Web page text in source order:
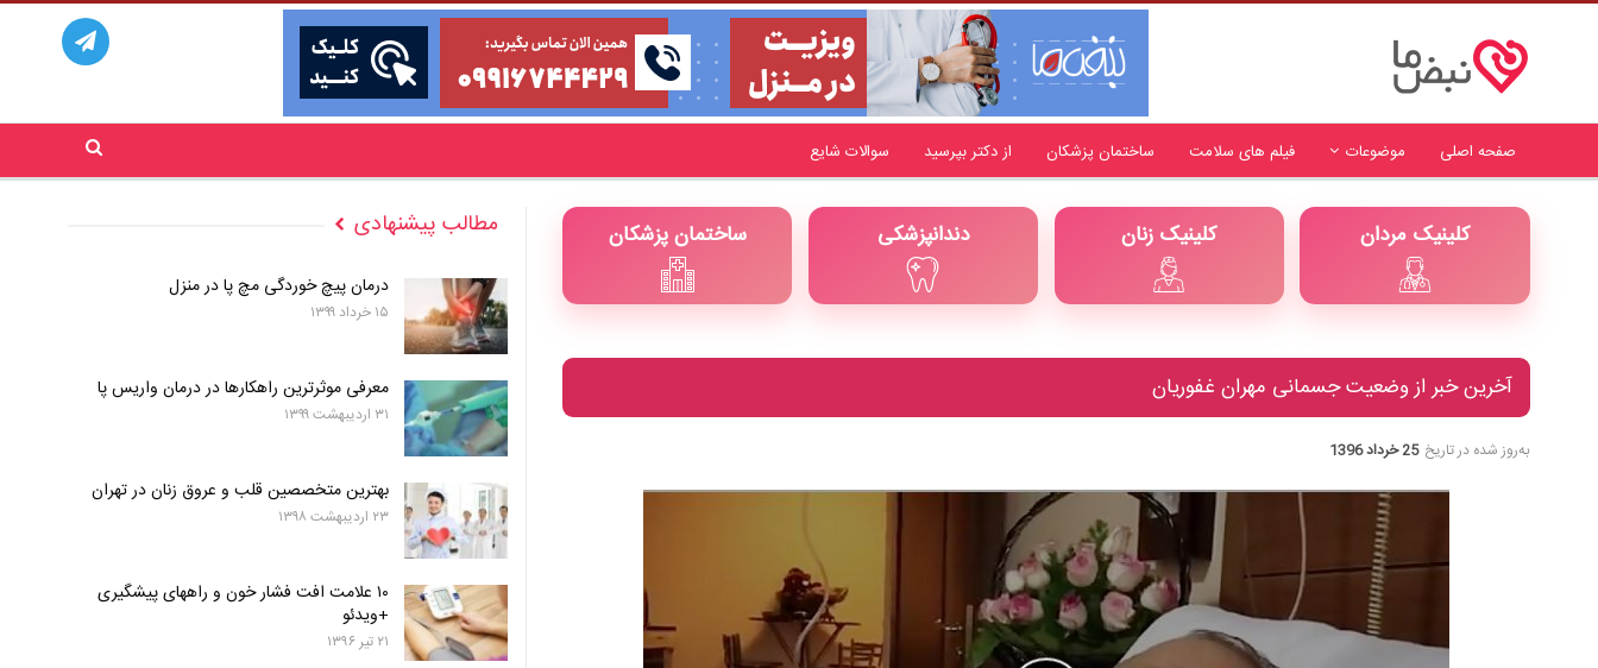
صفحه اصلی موضوعات فیلم های سلامت ساختمان پزشکان از دکتر بپرسید سوالات شایع
ساختمان پزشکان دندانپزشکی کلینیک زنان کلینیک مردان
آخرین خبر از وضعیت جسمانی مهران غفوریان
به‌روز شده در تاریخ 25 خرداد 1396
مطالب پیشنهادی
درمان پیچ خوردگی مچ پا در منزل
۱۵ خرداد ۱۳۹۹
معرفی موثرترین راهکارها در درمان واریس پا
۳۱ اردیبهشت ۱۳۹۹
بهترین متخصصین قلب و عروق زنان در تهران
۲۳ اردیبهشت ۱۳۹۸
۱۰ علامت افت فشار خون و راههای پیشگیری
+ویدئو
۲۱ تیر ۱۳۹۶